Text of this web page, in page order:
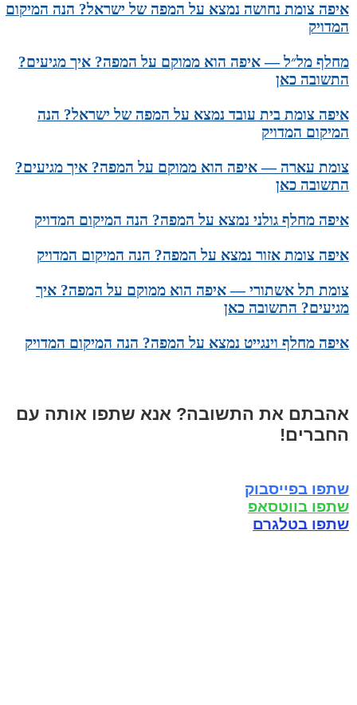
איפה צומת נחושה נמצא על המפה של ישראל? הנה המיקום
המדויק
מחלף מל״ל — איפה הוא ממוקם על המפה? איך מגיעים?
התשובה כאן
איפה צומת בית עובד נמצא על המפה של ישראל? הנה
המיקום המדויק
צומת עארה — איפה הוא ממוקם על המפה? איך מגיעים?
התשובה כאן
איפה מחלף גולני נמצא על המפה? הנה המיקום המדויק
איפה צומת אזור נמצא על המפה? הנה המיקום המדויק
צומת תל אשתורי — איפה הוא ממוקם על המפה? איך
מגיעים? התשובה כאן
איפה מחלף וינגייט נמצא על המפה? הנה המיקום המדויק
אהבתם את התשובה? אנא שתפו אותה עם
החברים!
שתפו בפייסבוק
שתפו בווטסאפ
שתפו בטלגרם